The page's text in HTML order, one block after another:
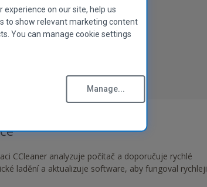
čištění počítačů.
a zabezpečení počítače.
CCleaner analyzuje počítač a doporučuje rychlé
ladění a aktualizuje software, aby fungoval rychleji
experience on our site, help us
to show relevant marketing content
You can manage cookie settings
Manage...